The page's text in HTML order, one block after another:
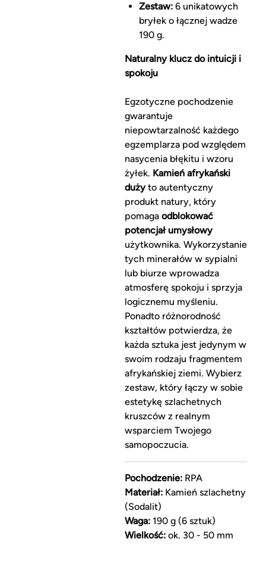
Zestaw:6 unikatowych
bryłek o łącznej wadze
190 g.
Naturalny klucz do intuicji i
spokoju
Egzotyczne pochodzenie
gwarantuje
niepowtarzalność każdego
egzemplarza pod względem
nasycenia błękitu i wzoru
żyłek. Kamień afrykański
dużyto autentyczny
produkt natury, który
pomaga odblokować
potencjał umysłowy
użytkownika. Wykorzystanie
tych minerałów w sypialni
lub biurze wprowadza
atmosferę spokoju i sprzyja
logicznemu myśleniu.
Ponadto różnorodność
kształtów potwierdza, że
każda sztuka jest jedynym w
swoim rodzaju fragmentem
afrykańskiej ziemi. Wybierz
zestaw, który łączy w sobie
estetykę szlachetnych
kruszców z realnym
wsparciem Twojego
samopoczucia.
Pochodzenie:RPA
Materiał:Kamień szlachetny
(Sodalit)
Waga:190 g (6 sztuk)
Wielkość:ok. 30 - 50 mm